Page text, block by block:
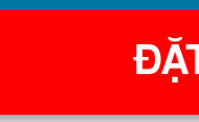
mặt
khả năng